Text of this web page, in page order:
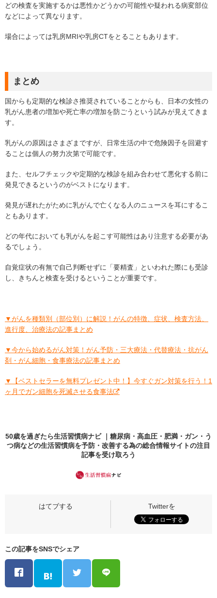
どの検査を実施するかは悪性かどうかの可能性や疑われる病変部位
などによって異なります。
場合によっては乳房MRIや乳房CTをとることもあります。
まとめ
国からも定期的な検診さ推奨されていることからも、日本の女性の
乳がん患者の増加や死亡率の増加を防ごうという試みが見えてきま
す。
乳がんの原因はさまざまですが、日常生活の中で危険因子を回避す
ることは個人の努力次第で可能です。
また、セルフチェックや定期的な検診を組み合わせて悪化する前に
発見できるというのがベストになります。
発見が遅れたがために乳がんで亡くなる人のニュースを耳にするこ
ともあります。
どの年代においても乳がんを起こす可能性はあり注意する必要があ
るでしょう。
自覚症状の有無で自己判断せずに「要精査」といわれた際にも受診
し、きちんと検査を受けるということが重要です。
▼がんを種類別（部位別）に解説！がんの特徴、症状、検査方法、
進行度、治療法の記事まとめ
▼今から始めるがん対策！がん予防・三大療法・代替療法・抗がん
剤・がん細胞・食事療法の記事まとめ
▼【ベストセラーを無料プレゼント中！】今すぐガン対策を行う！1
ヶ月でガン細胞を死滅させる食事法
50歳を過ぎたら生活習慣病ナビ ｜糖尿病・高血圧・肥満・ガン・う
つ病などの生活習慣病を予防・改善する為の総合情報サイトの注目
記事を受け取ろう
この記事をSNSでシェア